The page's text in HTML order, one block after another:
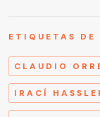
ETIQUETAS DE
CLAUDIO
IRACÍ